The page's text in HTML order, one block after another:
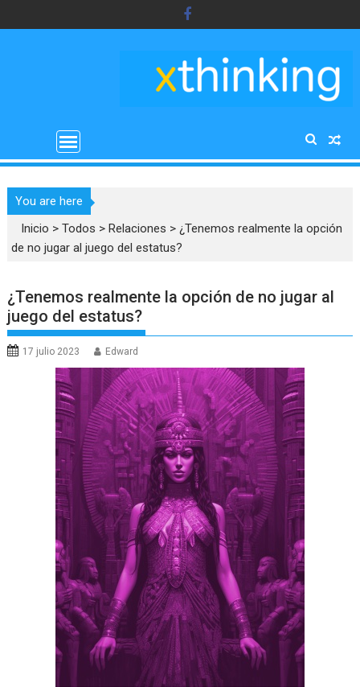
al
You are here
Inicio >Todos >Relaciones >¿Tenemos realmente la opción
de no jugar al juego del estatus?
¿Tenemos realmente la opción de no jugar al
juego del estatus?
17 julio 2023 Edward